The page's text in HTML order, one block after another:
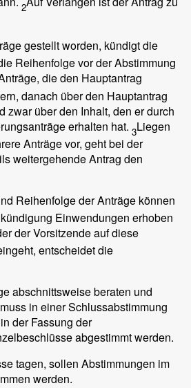
2
gestellt worden, kündigt die
Reihenfolge vor der Abstimmung
die den Hauptantrag
danach über den Hauptantrag
zwar über den Inhalt, den er durch
erhalten hat. 3Liegen
Anträge vor, geht bei der
weitergehende Antrag den
Reihenfolge der Anträge können
Einwendungen erhoben
der Vorsitzende auf diese
entscheidet die
abschnittsweise beraten und
in einer Schlussabstimmung
der Fassung der
abgestimmt werden.
tagen, sollen Abstimmungen im
werden.